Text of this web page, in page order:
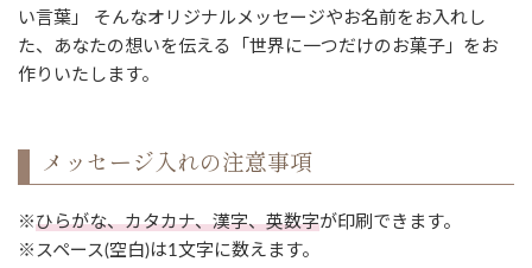
い言葉」 そんなオリジナルメッセージやお名前をお入れし
た、あなたの想いを伝える「世界に一つだけのお菓子」をお
作りいたします。
メッセージ入れの注意事項
※ひらがな、カタカナ、漢字、英数字が印刷できます。
※スペース(空白)は1文字に数えます。